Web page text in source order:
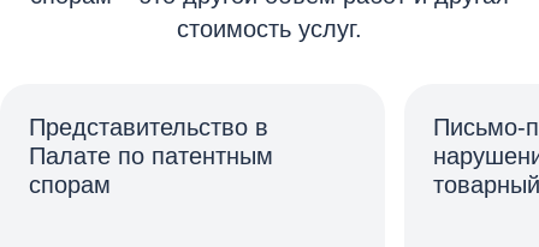
стоимость услуг.
Представительство в
Палате по патентным
спорам
Письмо-